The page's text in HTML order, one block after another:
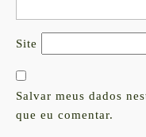
Site
Salvar meus dados
que eu comentar.